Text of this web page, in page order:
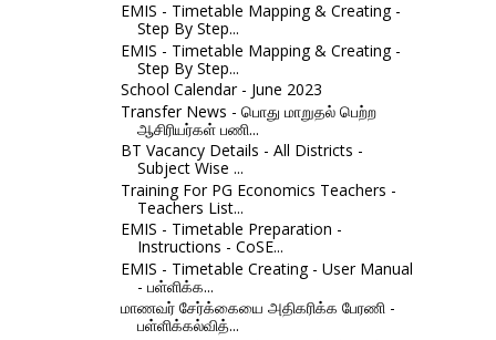
EMIS - Timetable Mapping & Creating -
Step By Step...
EMIS - Timetable Mapping & Creating -
Step By Step...
School Calendar - June 2023
Transfer News - பொது மாறுதல் பெற்ற
ஆசிரியர்கள் பணி...
BT Vacancy Details - All Districts -
Subject Wise ...
Training For PG Economics Teachers -
Teachers List...
EMIS - Timetable Preparation -
Instructions - CoSE...
EMIS - Timetable Creating - User Manual
- பள்ளிக்க...
மாணவர் சேர்க்கையை அதிகரிக்க பேரணி -
பள்ளிக்கல்வித்...